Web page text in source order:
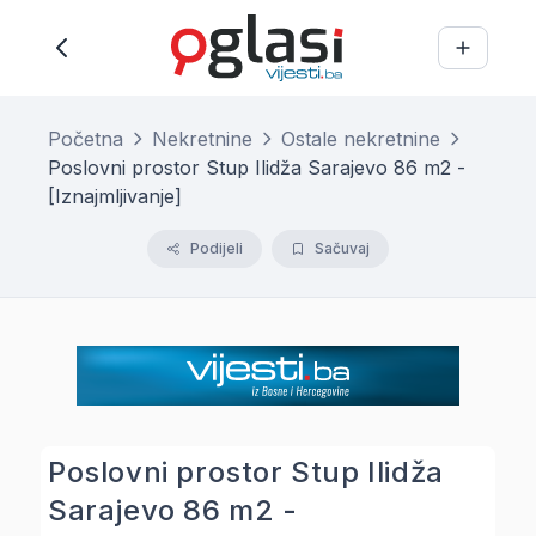
Početna Nekretnine
Ostale nekretnine
Poslovni prostor Stup Ilidža Sarajevo 86 m2 -
[Iznajmljivanje]
Podijeli Sačuvaj
Poslovni prostor Stup Ilidža
Sarajevo 86 m2 -